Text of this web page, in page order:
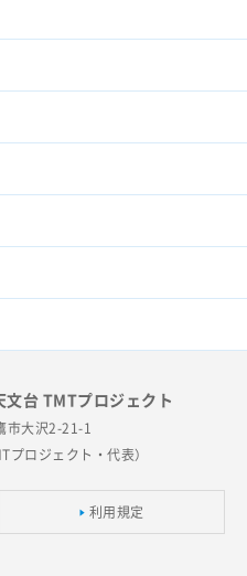
文台 TMTプロジェクト
市大沢2-21-1
ロジェクト・代表）
利用規定